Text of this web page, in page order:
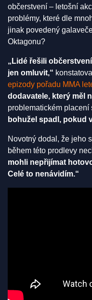
občerstvení – letošní
problémy, které dle
jinak povedený
Oktagonu?
„Lidé řešili
jen omluvit,“
epizody pořadu MMA
dodavatele, který měl
problematickém placení
bohužel spadl, pokud
Novotný dodal, že jeho
během této prodlevy
mohli nepřijímat
Celé to nenávidím.“